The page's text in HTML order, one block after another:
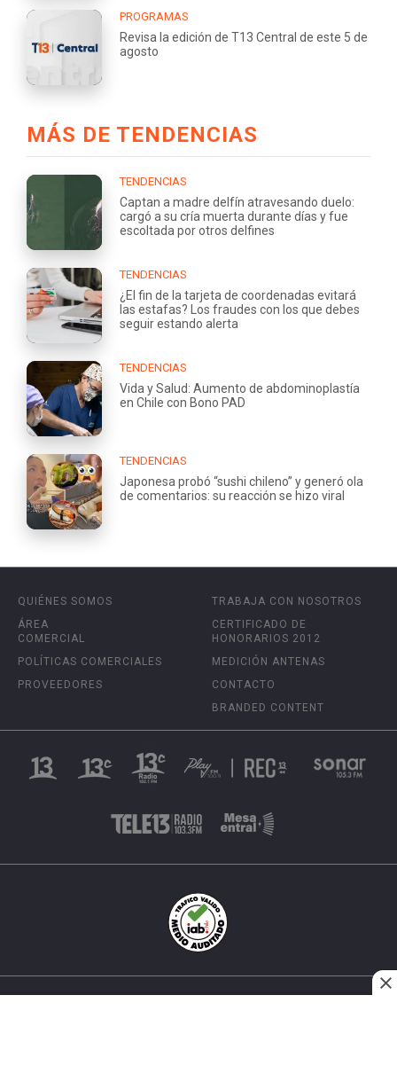
PROGRAMAS
Revisa la edición de T13 Central de este 5 de
agosto
MÁS DE TENDENCIAS
TENDENCIAS
Captan a madre delfín atravesando duelo:
cargó a su cría muerta durante días y fue
escoltada por otros delfines
TENDENCIAS
¿El fin de la tarjeta de coordenadas evitará
las estafas? Los fraudes con los que debes
seguir estando alerta
TENDENCIAS
Vida y Salud: Aumento de abdominoplastía
en Chile con Bono PAD
TENDENCIAS
Japonesa probó “sushi chileno” y generó ola
de comentarios: su reacción se hizo viral
QUIÉNES SOMOS
ÁREA
COMERCIAL
POLÍTICAS COMERCIALES
PROVEEDORES
TRABAJA CON NOSOTROS
CERTIFICADO DE
HONORARIOS 2012
MEDICIÓN ANTENAS
CONTACTO
BRANDED CONTENT